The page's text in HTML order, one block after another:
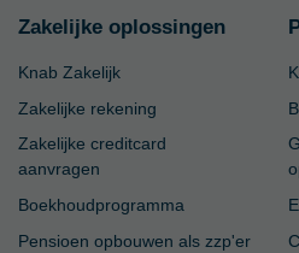
Zakelijke oplossingen
Knab Zakelijk
Zakelijke rekening
Zakelijke creditcard
aanvragen
Boekhoudprogramma
Pensioen opbouwen als zzp'er